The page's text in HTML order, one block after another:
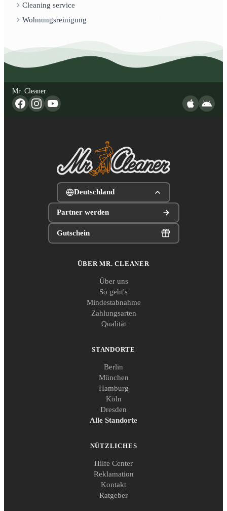
Cleaning service
Wohnungsreinigung
Mr. Cleaner
Deutschland
Partner werden
Gutschein
ÜBER MR. CLEANER
Über uns
So geht's
Mindestabnahme
Zahlungsarten
Qualität
STANDORTE
Berlin
München
Hamburg
Köln
Dresden
Alle Standorte
NÜTZLICHES
Hilfe Center
Reklamation
Kontakt
Ratgeber